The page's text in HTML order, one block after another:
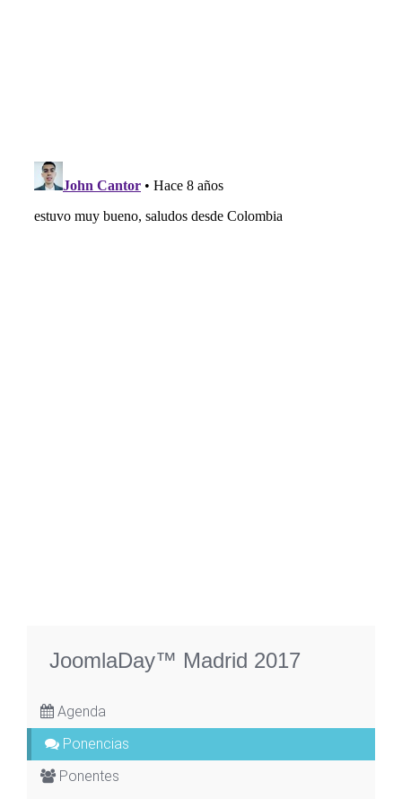
JoomlaDay™ Madrid 2017
Agenda
Ponencias
Ponentes